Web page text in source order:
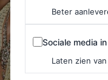
Beter
Sociale media in
Sociale media
Laten zien